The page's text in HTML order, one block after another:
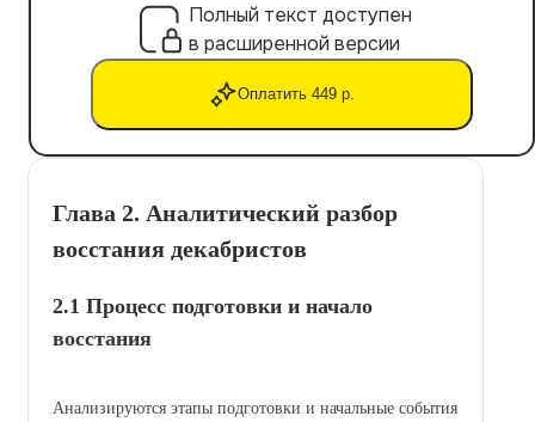
Полный текст доступен
в расширенной версии
Оплатить 449 р.
Глава 2. Аналитический разбор
восстания декабристов
2.1 Процесс подготовки и начало
восстания
Анализируются этапы подготовки и начальные события